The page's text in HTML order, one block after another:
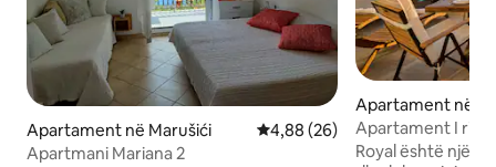
Apartament në Marušići Vlerësimi mesatar 4,88 nga 5,
4,88 (26)
Apartmani Mariana 2
Apartament në
iApartament I ri
xhakuzi
Royal është një